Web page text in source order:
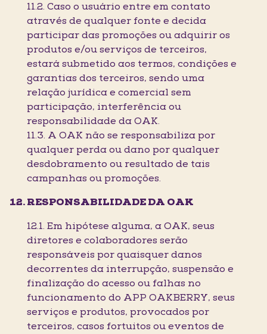
11.2. Caso o usuário entre em contato
através de qualquer fonte e decida
participar das promoções ou adquirir os
produtos e/ou serviços de terceiros,
estará submetido aos termos, condições e
garantias dos terceiros, sendo uma
relação jurídica e comercial sem
participação, interferência ou
responsabilidade da OAK.
11.3. A OAK não se responsabiliza por
qualquer perda ou dano por qualquer
desdobramento ou resultado de tais
campanhas ou promoções.
RESPONSABILIDADE DA OAK
12.1. Em hipótese alguma, a OAK, seus
diretores e colaboradores serão
responsáveis por quaisquer danos
decorrentes da interrupção, suspensão e
finalização do acesso ou falhas no
funcionamento do APP OAKBERRY, seus
serviços e produtos, provocados por
terceiros, casos fortuitos ou eventos de